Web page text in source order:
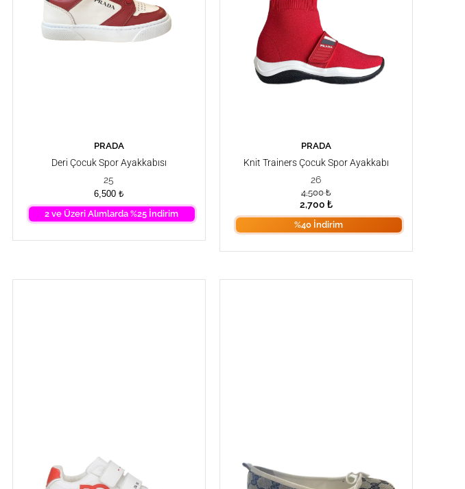
SEPETE EKLE
PRADA
Deri Çocuk Spor Ayakkabısı
25
6,500₺
2 ve Üzeri Alımlarda %25 İndirim
SEPETE EKLE
PRADA
Knit Trainers Çocuk Spor Ayakkabı
26
4,500₺
2,700 ₺
%40 İndirim